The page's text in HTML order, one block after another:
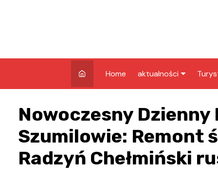
Home aktualności
infrastruktura
edukacja
nagrody
Nowoczesny Dzienny
Szumilowie: Remont
Radzyń Chełmiński